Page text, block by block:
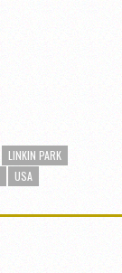
LINKIN PARK
USA